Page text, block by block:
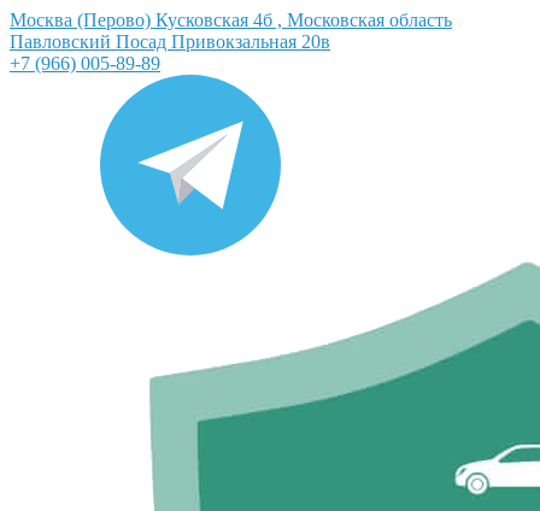
Москва (Перово) Кусковская 4б , Московская область
Павловский Посад Привокзальная 20в
+7 (966) 005-89-89